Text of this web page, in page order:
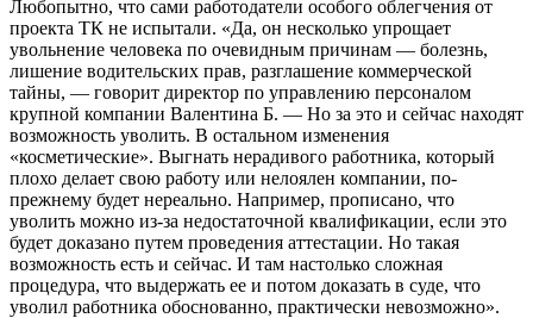
Любопытно, что сами работодатели особого облегчения от
проекта ТК не испытали. «Да, он несколько упрощает
увольнение человека по очевидным причинам — болезнь,
лишение водительских прав, разглашение коммерческой
тайны, — говорит директор по управлению персоналом
крупной компании Валентина Б. — Но за это и сейчас находят
возможность уволить. В остальном изменения
«косметические». Выгнать нерадивого работника, который
плохо делает свою работу или нелоялен компании, по-
прежнему будет нереально. Например, прописано, что
уволить можно из-за недостаточной квалификации, если это
будет доказано путем проведения аттестации. Но такая
возможность есть и сейчас. И там настолько сложная
процедура, что выдержать ее и потом доказать в суде, что
уволил работника обоснованно, практически невозможно».